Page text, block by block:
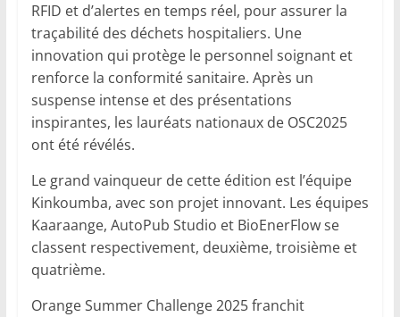
RFID et d’alertes en temps réel, pour assurer la
traçabilité des déchets hospitaliers. Une
innovation qui protège le personnel soignant et
renforce la conformité sanitaire. Après un
suspense intense et des présentations
inspirantes, les lauréats nationaux de OSC2025
ont été révélés.
Le grand vainqueur de cette édition est l’équipe
Kinkoumba, avec son projet innovant. Les équipes
Kaaraange, AutoPub Studio et BioEnerFlow se
classent respectivement, deuxième, troisième et
quatrième.
Orange Summer Challenge 2025 franchit